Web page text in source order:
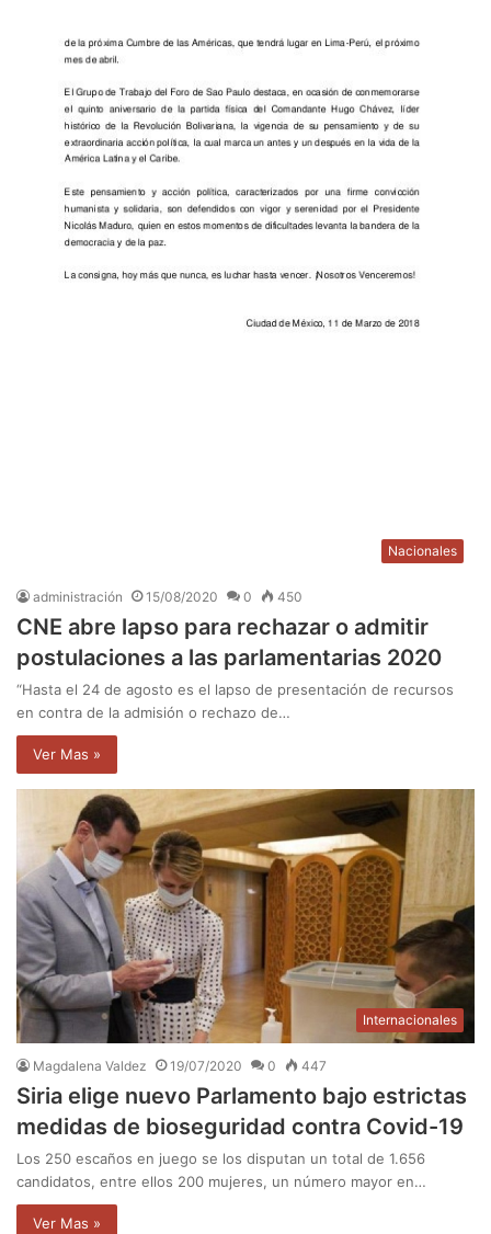
Nacionales
administración 15/08/2020 0 450
CNE abre lapso para rechazar o admitir
postulaciones a las parlamentarias 2020
“Hasta el 24 de agosto es el lapso de presentación de recursos
en contra de la admisión o rechazo de…
Ver Mas »
Internacionales
Magdalena Valdez 19/07/2020 0 447
Siria elige nuevo Parlamento bajo estrictas
medidas de bioseguridad contra Covid-19
Los 250 escaños en juego se los disputan un total de 1.656
candidatos, entre ellos 200 mujeres, un número mayor en…
Ver Mas »